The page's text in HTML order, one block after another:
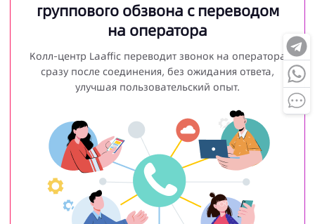
группового обзвона с переводом
на оператора
Колл-центр Laaffic переводит звонок на оператора
сразу после соединения, без ожидания ответа,
улучшая пользовательский опыт.